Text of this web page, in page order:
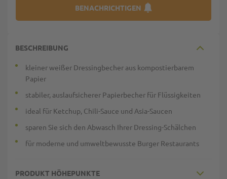
BENACHRICHTIGEN
BESCHREIBUNG
kleiner weißer Dressingbecher aus kompostierbarem
Papier
stabiler, auslaufsicherer Papierbecher für Flüssigkeiten
ideal für Ketchup, Chili-Sauce und Asia-Saucen
sparen Sie sich den Abwasch Ihrer Dressing-Schälchen
für moderne und umweltbewusste Burger Restaurants
PRODUKT HÖHEPUNKTE